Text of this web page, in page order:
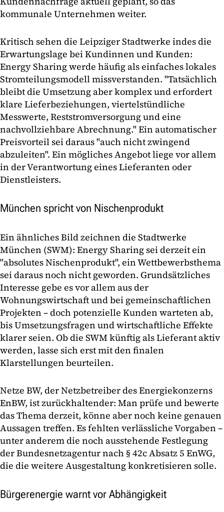
kommunale Unternehmen weiter.
Kritisch sehen die Leipziger Stadtwerke indes die
Erwartungslage bei Kundinnen und Kunden:
Energy Sharing werde häufig als einfaches lokales
Stromteilungsmodell missverstanden. "Tatsächlich
bleibt die Umsetzung aber komplex und erfordert
klare Lieferbeziehungen, viertelstündliche
Messwerte, Reststromversorgung und eine
nachvollziehbare Abrechnung." Ein automatischer
Preisvorteil sei daraus "auch nicht zwingend
abzuleiten". Ein mögliches Angebot liege vor allem
in der Verantwortung eines Lieferanten oder
Dienstleisters.
München spricht von Nischenprodukt
Ein ähnliches Bild zeichnen die Stadtwerke
München (SWM): Energy Sharing sei derzeit ein
"absolutes Nischenprodukt", ein Wettbewerbsthema
sei daraus noch nicht geworden. Grundsätzliches
Interesse gebe es vor allem aus der
Wohnungswirtschaft und bei gemeinschaftlichen
Projekten – doch potenzielle Kunden warteten ab,
bis Umsetzungsfragen und wirtschaftliche Effekte
klarer seien. Ob die SWM künftig als Lieferant aktiv
werden, lasse sich erst mit den finalen
Klarstellungen beurteilen.
Netze BW, der Netzbetreiber des Energiekonzerns
EnBW, ist zurückhaltender: Man prüfe und bewerte
das Thema derzeit, könne aber noch keine genauen
Aussagen treffen. Es fehlten verlässliche Vorgaben –
unter anderem die noch ausstehende Festlegung
der Bundesnetzagentur nach § 42c Absatz 5 EnWG,
die die weitere Ausgestaltung konkretisieren solle.
Bürgerenergie warnt vor Abhängigkeit